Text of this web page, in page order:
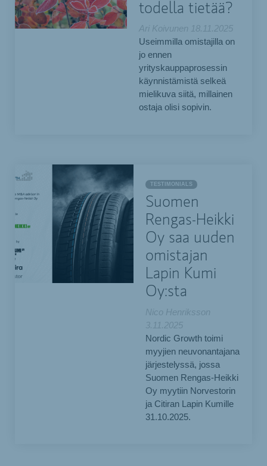
todella tietää?
Ari Koivunen
18.11.2025
Useimmilla omistajilla on
jo ennen
yrityskauppaprosessin
käynnistämistä selkeä
mielikuva siitä, millainen
ostaja olisi sopivin.
TESTIMONIALS
Suomen
Rengas-Heikki
Oy saa uuden
omistajan
Lapin Kumi
Oy:sta
Nico Henriksson
3.11.2025
Nordic Growth toimi
myyjien neuvonantajana
järjestelyssä, jossa
Suomen Rengas-Heikki
Oy myytiin Norvestorin
ja Citiran Lapin Kumille
31.10.2025.